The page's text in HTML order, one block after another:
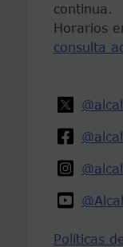
Horarios
consulta
Políticas